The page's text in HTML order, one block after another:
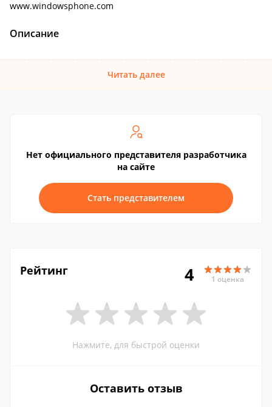
www.windowsphone.com
Описание
Читать далее
Нет официального представителя разработчика
на сайте
Стать представителем
Рейтинг 4 1 оценка
Нажмите, для быстрой оценки
Оставить отзыв